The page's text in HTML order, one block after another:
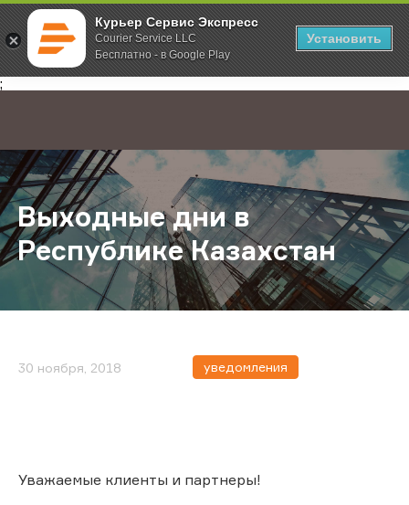
Курьер Сервис Экспресс
Courier Service LLC
Бесплатно - в Google Play
Установить
;
Главная О компании Новости Выходные дни в Республике
Выходные дни в
Республике Казахстан
30 ноября, 2018 уведомления
Уважаемые клиенты и партнеры!